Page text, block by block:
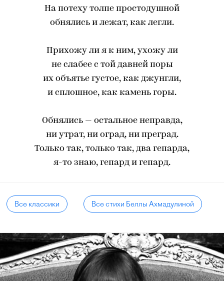
На потеху толпе простодушной
обнялись и лежат, как легли.
Прихожу ли я к ним, ухожу ли
не слабее с той давней поры
их объятье густое, как джунгли,
и сплошное, как камень горы.
Обнялись — остальное неправда,
ни утрат, ни оград, ни преград.
Только так, только так, два гепарда,
я-то знаю, гепард и гепард.
Все классики Все стихи Беллы Ахмадулиной